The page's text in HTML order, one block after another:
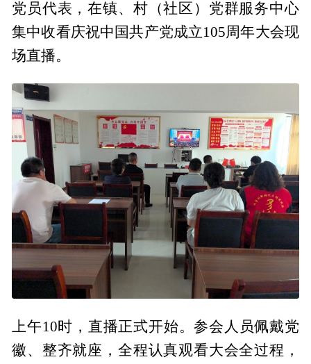
党员代表，在镇、村（社区）党群服务中心
集中收看庆祝中国共产党成立105周年大会现
场直播。
上午10时，直播正式开始。参会人员佩戴党
徽、整齐就座，全程认真观看大会全过程，